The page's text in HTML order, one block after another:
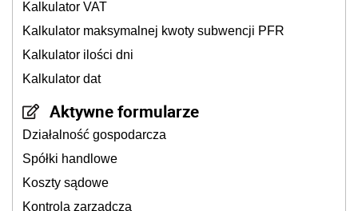
Kalkulator VAT
Kalkulator maksymalnej kwoty subwencji PFR
Kalkulator ilości dni
Kalkulator dat
Aktywne formularze
Działalność gospodarcza
Spółki handlowe
Koszty sądowe
Kontrola zarządcza